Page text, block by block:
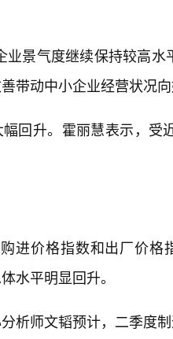
业景气度继续保持较高
带动中小企业经营状况
回升。霍丽慧表示，
进价格指数和出厂价格
水平明显回升。
析师文韬预计，二季度